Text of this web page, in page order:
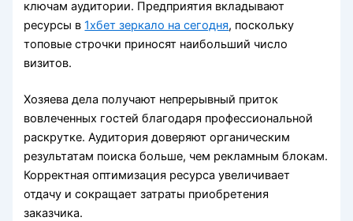
ключам аудитории. Предприятия вкладывают
ресурсы в1хбет зеркало на сегодня, поскольку
топовые строчки приносят наибольший число
визитов.
Хозяева дела получают непрерывный приток
вовлеченных гостей благодаря профессиональной
раскрутке. Аудитория доверяют органическим
результатам поиска больше, чем рекламным блокам.
Корректная оптимизация ресурса увеличивает
отдачу и сокращает затраты приобретения
заказчика.